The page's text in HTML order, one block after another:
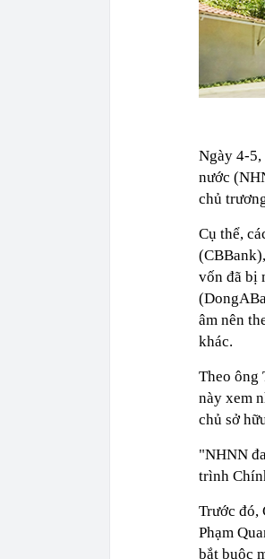
Ngày 4-
nước
chủ
Cụ thể,
vốn đã bị
âm nên
khác.
Theo ông
này xem
chủ sở
"NHNN
trình
Trước đó,
Phạm
bắt buộc